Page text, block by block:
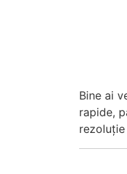
Bine ai
rapide,